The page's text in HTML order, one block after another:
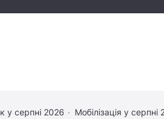
у серпні 2026
Мобілізація у серпні